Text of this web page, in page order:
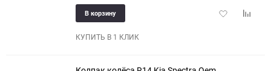
Добавить
В корзину
КУПИТЬ В 1 КЛИК